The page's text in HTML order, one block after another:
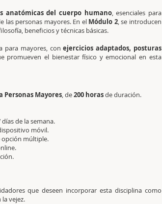
anatómicas del cuerpo humano, esenciales para
las personas mayores. En el Módulo 2, se introducen
beneficios y técnicas básicas.
para mayores, conejercicios adaptados, posturas
promueven el bienestar físico y emocional en esta
Personas Mayores, de200 horasde duración.
de la semana.
móvil.
opción múltiple.
que deseen incorporar esta disciplina como
vejez.